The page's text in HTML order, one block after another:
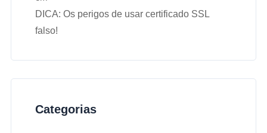
DICA: Os perigos de usar certificado SSL
falso!
Categorias